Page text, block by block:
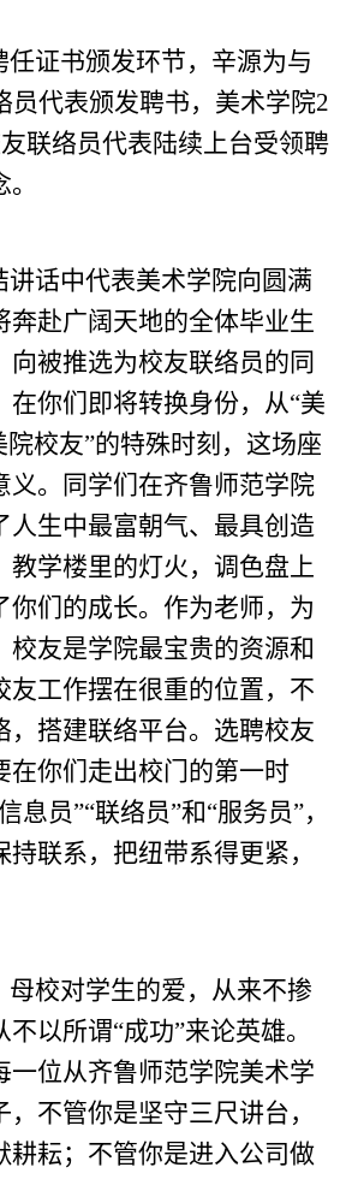
任证书颁发环节，辛源为与
员代表颁发聘书，美术学院2
联络员代表陆续上台受领聘
讲话中代表美术学院向圆满
奔赴广阔天地的全体毕业生
向被推选为校友联络员的同
在你们即将转换身份，从“美
院校友”的特殊时刻，这场座
义。同学们在齐鲁师范学院
人生中最富朝气、最具创造
教学楼里的灯火，调色盘上
你们的成长。作为老师，为
校友是学院最宝贵的资源和
友工作摆在很重的位置，不
，搭建联络平台。选聘校友
在你们走出校门的第一时
息员”“联络员”和“服务员”，
联系，把纽带系得更紧，
母校对学生的爱，从来不掺
以所谓“成功”来论英雄。
一位从齐鲁师范学院美术学
不管你是坚守三尺讲台，
耕耘；不管你是进入公司做